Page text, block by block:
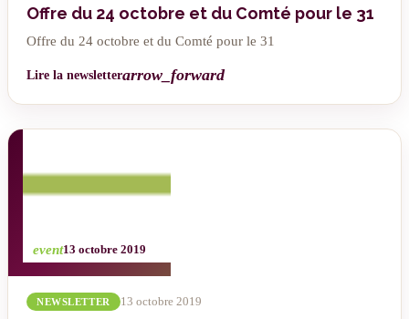
Offre du 24 octobre et du Comté pour le 31
Offre du 24 octobre et du Comté pour le 31
Lire la newsletterarrow_forward
event13 octobre 2019
NEWSLETTER 13 octobre 2019